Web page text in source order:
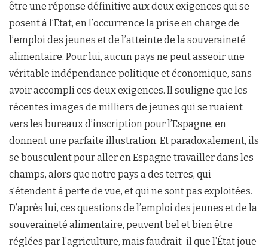
être une réponse définitive aux deux exigences qui se
posent à l’Etat, en l’occurrence la prise en charge de
l’emploi des jeunes et de l’atteinte de la souveraineté
alimentaire. Pour lui, aucun pays ne peut asseoir une
véritable indépendance politique et économique, sans
avoir accompli ces deux exigences. Il souligne que les
récentes images de milliers de jeunes qui se ruaient
vers les bureaux d’inscription pour l’Espagne, en
donnent une parfaite illustration. Et paradoxalement, ils
se bousculent pour aller en Espagne travailler dans les
champs, alors que notre pays a des terres, qui
s’étendent à perte de vue, et qui ne sont pas exploitées.
D’après lui, ces questions de l’emploi des jeunes et de la
souveraineté alimentaire, peuvent bel et bien être
réglées par l’agriculture, mais faudrait-il que l’État joue